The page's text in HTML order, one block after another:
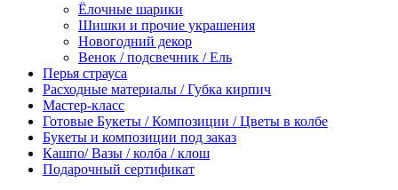
Ёлочные шарики
Шишки и прочие украшения
Новогодний декор
Венок / подсвечник / Ель
Перья страуса
Расходные материалы / Губка кирпич
Мастер-класс
Готовые Букеты / Композиции / Цветы в колбе
Букеты и композиции под заказ
Кашпо/ Вазы / колба / клош
Подарочный сертификат